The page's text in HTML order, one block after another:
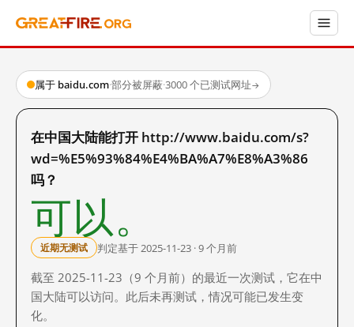
属于 baidu.com·部分被屏蔽·3000 个已测试网址→
在中国大陆能打开 http://www.baidu.com/s?
wd=%E5%93%84%E4%BA%A7%E8%A3%86
吗？
可以。
近期无测试 判定基于 2025-11-23 · 9 个月前
截至 2025-11-23（9 个月前）的最近一次测试，它在中
国大陆可以访问。此后未再测试，情况可能已发生变
化。